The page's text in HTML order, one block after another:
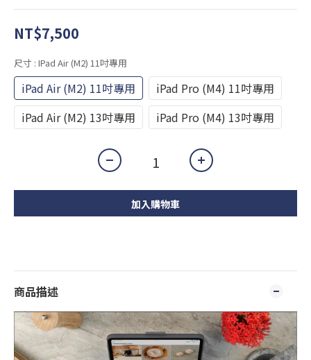
NT$7,500
尺寸 : IPad Air (M2) 11吋專用
iPad Air (M2) 11吋專用
iPad Pro (M4) 11吋專用
iPad Air (M2) 13吋專用
iPad Pro (M4) 13吋專用
加入購物車
商品描述